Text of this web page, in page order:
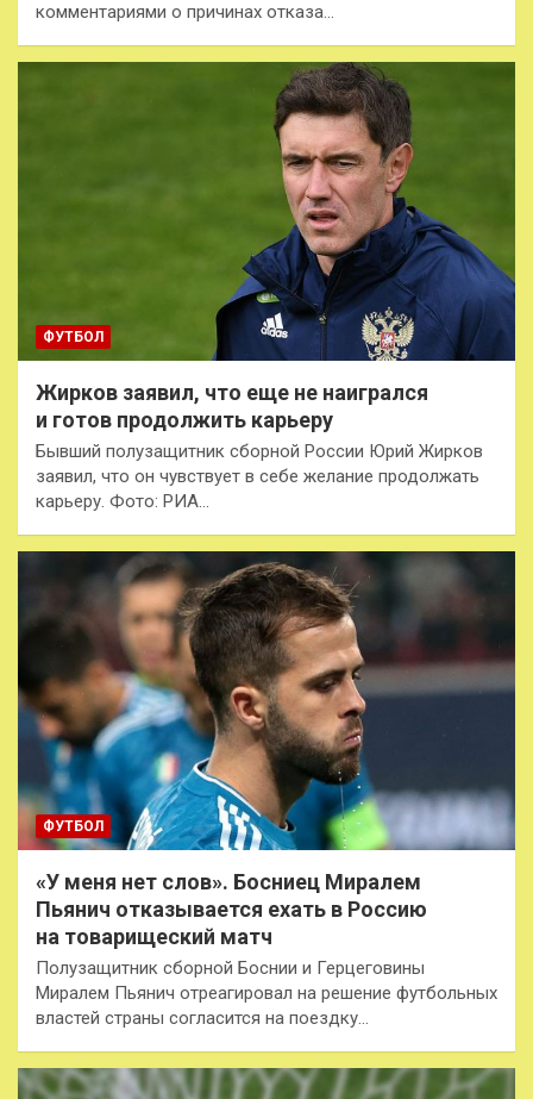
комментариями о причинах отказа…
ФУТБОЛ
Жирков заявил, что еще не наигрался
и готов продолжить карьеру
Бывший полузащитник сборной России Юрий Жирков
заявил, что он чувствует в себе желание продолжать
карьеру. Фото: РИА…
ФУТБОЛ
«У меня нет слов». Босниец Миралем
Пьянич отказывается ехать в Россию
на товарищеский матч
Полузащитник сборной Боснии и Герцеговины
Миралем Пьянич отреагировал на решение футбольных
властей страны согласится на поездку…